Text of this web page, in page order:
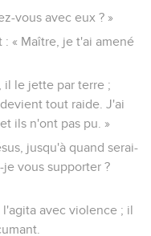
vous avec eux ? »
« Maître, je t'ai amené
il le jette par terre ;
tout raide. J'ai
ils n'ont pas pu. »
jusqu'à quand serai-
je vous supporter ?
avec violence ; il